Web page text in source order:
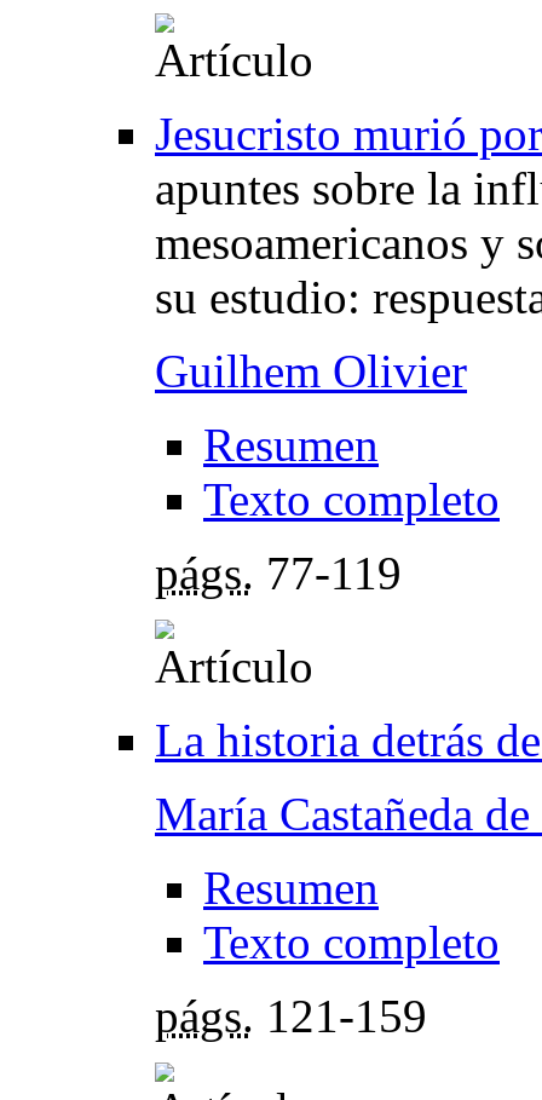
Jesucristo murió
apuntes sobre la
mesoamericanos y
su estudio:
Guilhem Olivier
Resumen
Texto completo
págs. 77-119
La historia detrás
María Castañeda de
Resumen
Texto completo
págs. 121-159